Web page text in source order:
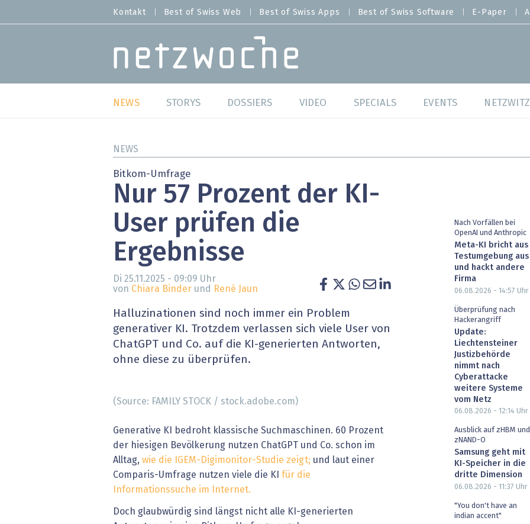
zum
MENU
Kontakt Best of Swiss Web Best of Swiss Apps Best of Swiss Software E-Paper
MAIN NAVIGATION
NEWS
Studien
Meinungen
Hands-on
» alle News
STORYS DOSSIERS
Best of Swiss Software
SAP S/4 Hana
Arbeitswelten
Gesundheit wird digital
Blockchain
EU-DSGVO
XaaS, Managed Services & Co.
VIDEO SPECIALS
Cybersecurity
Cloud & Managed Services
IT for Health
Artificial Intelligence
Finance 2030
Fintech & Insurtech
Professional AV & Digital Signage
EVENTS
NEWS
Bitkom-Umfrage
Nur 57 Prozent der KI-
User prüfen die
Ergebnisse
Di 25.11.2025 - 09:09 Uhr
von Chiara Binder und René Jaun
Halluzinationen sind noch immer ein Problem
generativer KI. Trotzdem verlassen sich viele User von
ChatGPT und Co. auf die KI-generierten Antworten,
ohne diese zu überprüfen.
(Source: FAMILY STOCK / stock.adobe.com)
Generative KI bedroht klassische Suchmaschinen. 60 Prozent
der hiesigen Bevölkerung nutzen ChatGPT und Co. schon im
Alltag, wie die IGEM-Digimonitor-Studie zeigt; und laut einer
Comparis-Umfrage nutzen viele die KI für die
Informationssuche im Internet.
Doch glaubwürdig sind längst nicht alle KI-generierten
Nach Vorfällen bei
OpenAI und Anthropic
Meta-KI bricht aus
Testumgebung aus
und hackt andere
Firma
06.08.2026 - 14:57 Uhr
Überprüfung nach
Hackerangriff
Update:
Liechtensteiner
Justizbehörde
nimmt nach
Cyberattacke
weitere Systeme
vom Netz
06.08.2026 - 12:14 Uhr
Ausblick auf zHBM und
zNAND-O
Samsung geht mit
KI-Speicher in die
dritte Dimension
06.08.2026 - 11:37 Uhr
"You don't have an
indian accent"